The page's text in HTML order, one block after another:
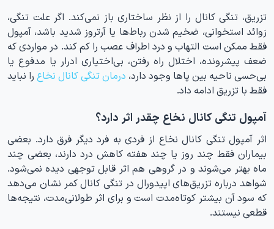
تزریق، تنگی کانال را از نظر ساختاری باز نمی‌کند. اگر علت تنگی،
زوائد استخوانی، ضخیم شدن رباط‌ها یا آرتروز شدید باشد، آمپول
فقط ممکن است التهاب و درد اطراف عصب را کم کند. در مواردی که
ضعف پیشرونده، اختلال راه رفتن، بی‌اختیاری ادرار یا مدفوع یا
بی‌حسی ناحیه بین پاها وجود دارد، درمان تنگی کانال نخاع را نباید
فقط با تزریق ادامه داد.
آمپول تنگی کانال نخاع چقدر اثر دارد؟
اثر آمپول تنگی کانال نخاع از فردی به فرد دیگر فرق دارد. بعضی
بیماران فقط چند روز یا چند هفته کاهش درد دارند، بعضی چند
ماه بهتر می‌شوند و در گروهی هم اثر قابل توجهی دیده نمی‌شود.
شواهد درباره تزریق‌های اپیدورال در تنگی کانال کمر نشان می‌دهد
که سود آن بیشتر کوتاه‌مدت است و برای اثر طولانی‌مدت، نتیجه‌ها
قطعی نیستند.